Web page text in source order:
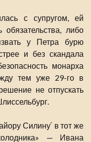
с супругом, ей
либо
у Петра бурю
и без скандала
монарха
тем уже 29-го в
не отпускать
Силину* в тот же
— Ивана